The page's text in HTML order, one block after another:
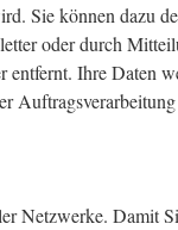
Sie können dazu
oder durch
Ihre Daten
Netzwerke. Damit